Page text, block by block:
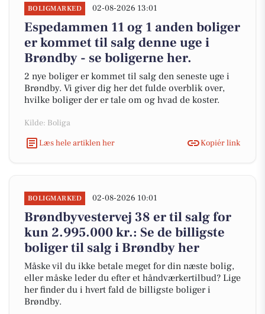
BOLIGMARKED 02-08-2026 13:01
Espedammen 11 og 1 anden boliger
er kommet til salg denne uge i
Brøndby - se boligerne her.
2 nye boliger er kommet til salg den seneste uge i
Brøndby. Vi giver dig her det fulde overblik over,
hvilke boliger der er tale om og hvad de koster.
Kilde: Boliga
Læs hele artiklen her
Kopiér link
BOLIGMARKED 02-08-2026 10:01
Brøndbyvestervej 38 er til salg for
kun 2.995.000 kr.: Se de billigste
boliger til salg i Brøndby her
Måske vil du ikke betale meget for din næste bolig,
eller måske leder du efter et håndværkertilbud? Lige
her finder du i hvert fald de billigste boliger i
Brøndby.